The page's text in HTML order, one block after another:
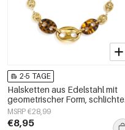
2-5 TAGE
Halsketten aus Edelstahl mit
geometrischer Form, schlichte
Alltags-Serie, Damenschmuck
MSRP €28,99
€8,95